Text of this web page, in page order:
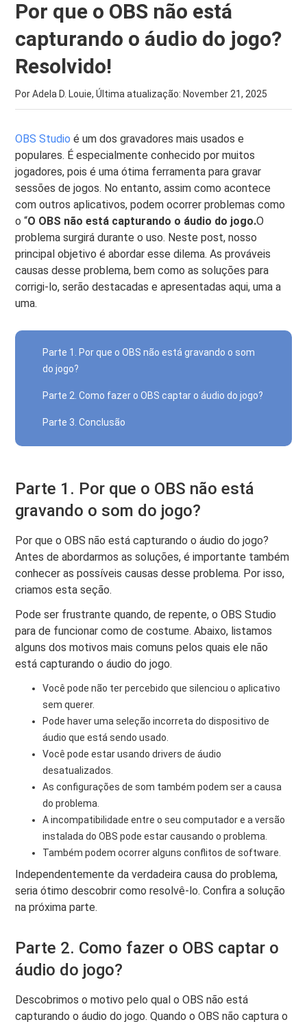
Por que o OBS não está
capturando o áudio do jogo?
Resolvido!
Por Adela D. Louie, Última atualização: November 21, 2025
OBS Studio é um dos gravadores mais usados ​​e
populares. É especialmente conhecido por muitos
jogadores, pois é uma ótima ferramenta para gravar
sessões de jogos. No entanto, assim como acontece
com outros aplicativos, podem ocorrer problemas como
o “O OBS não está capturando o áudio do jogo.O
problema surgirá durante o uso. Neste post, nosso
principal objetivo é abordar esse dilema. As prováveis ​​
causas desse problema, bem como as soluções para
corrigi-lo, serão destacadas e apresentadas aqui, uma a
uma.
Parte 1. Por que o OBS não está gravando o som
do jogo?
Parte 2. Como fazer o OBS captar o áudio do jogo?
Parte 3. Conclusão
Parte 1. Por que o OBS não está
gravando o som do jogo?
Por que o OBS não está capturando o áudio do jogo?
Antes de abordarmos as soluções, é importante também
conhecer as possíveis causas desse problema. Por isso,
criamos esta seção.
Pode ser frustrante quando, de repente, o OBS Studio
para de funcionar como de costume. Abaixo, listamos
alguns dos motivos mais comuns pelos quais ele não
está capturando o áudio do jogo.
Você pode não ter percebido que silenciou o aplicativo
sem querer.
Pode haver uma seleção incorreta do dispositivo de
áudio que está sendo usado.
Você pode estar usando drivers de áudio
desatualizados.
As configurações de som também podem ser a causa
do problema.
A incompatibilidade entre o seu computador e a versão
instalada do OBS pode estar causando o problema.
Também podem ocorrer alguns conflitos de software.
Independentemente da verdadeira causa do problema,
seria ótimo descobrir como resolvê-lo. Confira a solução
na próxima parte.
Parte 2. Como fazer o OBS captar o
áudio do jogo?
Descobrimos o motivo pelo qual o OBS não está
capturando o áudio do jogo. Quando o OBS não captura o